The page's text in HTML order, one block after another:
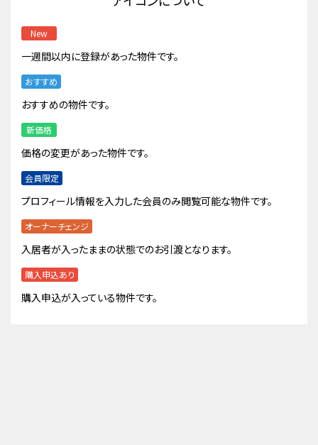
New
一週間以内に登録があった物件です。
おすすめ
おすすめの物件です。
新価格
価格の変更があった物件です。
会員限定
プロフィール情報を入力した会員のみ閲覧可能な物件です。
オーナーチェンジ
入居者が入ったままの状態でのお引渡となります。
購入申込あり
購入申込が入っている物件です。